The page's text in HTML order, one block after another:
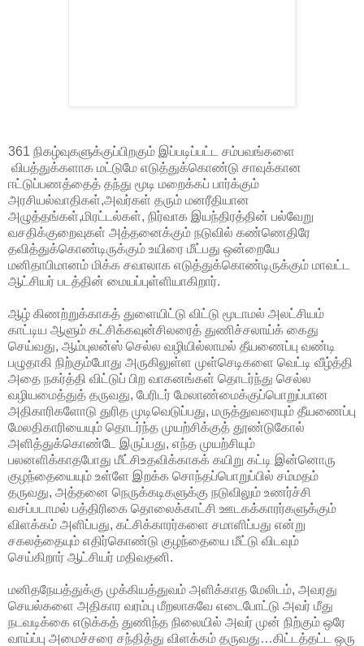
361 நிகழ்வுகளுக்குப்பிறகும் இப்படிப்பட்ட சம்பவங்களை
விபத்துக்களாக மட்டுமே எடுத்துக்கொண்டு சாவுக்கான
ஈட்டுப்பணத்தைத் தந்து மூடி மறைக்கப் பார்க்கும்
அரசியல்வாதிகள்,அவர்கள் தரும் மனரீதியான
அழுத்தங்கள்,மிரட்டல்கள், நிர்வாக இயந்திரத்தின் பல்வேறு
வசதிக்குறைவுகள் அத்தனைக்கும் நடுவில் கண்ணெதிரே
தவித்துக்கொண்டிருக்கும் உயிரை மீட்பது ஒன்றையே
மனிதாபிமானம் மிக்க சவாலாக எடுத்துக்கொண்டிருக்கும் மாவட்ட
ஆட்சியர் படத்தின் மையப்புள்ளியாகிறார்.
ஆழ் கிணற்றுக்காகத் துளையிட்டு விட்டு மூடாமல் அலட்சியம்
காட்டிய ஆளும் கட்சிக்கவுன்சிலரைத் துணிச்சலாய்க் கைது
செய்வது, ஆம்புலன்ஸ் செல்ல வழியில்லாமல் தீயணைப்பு வண்டி
பழுதாகி நிற்கும்போது அருகிலுள்ள முள்செடிகளை வெட்டி வீழ்த்தி
அதை நகர்த்தி விட்டுப் பிற வாகனங்கள் தொடர்ந்து செல்ல
வழியமைத்துத் தருவது, பேரிடர் மேலாண்மைக்குப்பொறுப்பான
அதிகாரிகளோடு துரித முடிவெடுப்பது, மருத்துவரையும் தீயணைப்பு
மேலதிகாரியையும் தொடர்ந்த முயற்சிக்குத் தூண்டுகோல்
அளித்துக்கொண்டே இருப்பது, எந்த முயற்சியும்
பலனளிக்காதபோது மீட்சிஉதவிக்காகக் கயிறு கட்டி இன்னொரு
குழந்தையையும் உள்ளே இறக்க சொந்தப்பொறுப்பில் சம்மதம்
தருவது, அத்தனை நெருக்கடிகளுக்கு நடுவிலும் உணர்ச்சி
வசப்படாமல் பத்திரிகை தொலைக்காட்சி ஊடகக்காரர்களுக்கும்
விளக்கம் அளிப்பது, கட்சிக்காரர்களை சமாளிப்பது என்று
சகலத்தையும் எதிர்கொண்டு குழந்தையை மீட்டு விடவும்
செய்கிறார் ஆட்சியர் மதிவதனி.
மனிதநேயத்துக்கு முக்கியத்துவம் அளிக்காத மேலிடம், அவரது
செயல்களை அதிகார வரம்பு மீறலாகவே எடைபோட்டு அவர் மீது
நடவடிக்கை எடுக்கத் துணிந்த நிலையில் அவர் முன் நிற்கும் ஒரே
வாய்ப்பு அமைச்சரை சந்தித்து விளக்கம் தருவது…கிட்டத்தட்ட ஒரு